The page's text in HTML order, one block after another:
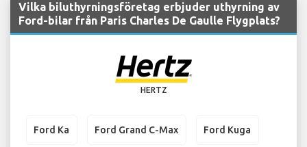
Vilka biluthyrningsföretag erbjuder uthyrning av
Ford-bilar från Paris Charles De Gaulle Flygplats?
HERTZ
Ford Ka Ford Grand C-Max Ford Kuga